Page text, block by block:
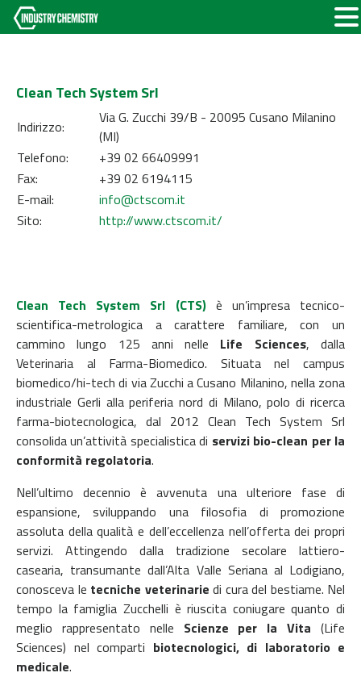
Clean Tech System Srl
Indirizzo:
Via G. Zucchi 39/B - 20095 Cusano Milanino
(MI)
Telefono:
+39 02 66409991
Fax:
+39 02 6194115
E-mail:
info@ctscom.it
Sito:
http://www.ctscom.it/
Clean Tech System Srl (CTS)è un’impresa tecnico-
scientifica-metrologica a carattere familiare, con un
cammino lungo 125 anni nelle Life Sciences, dalla
Veterinaria al Farma-Biomedico. Situata nel campus
biomedico/hi-tech di via Zucchi a Cusano Milanino, nella zona
industriale Gerli alla periferia nord di Milano, polo di ricerca
farma-biotecnologica, dal 2012 Clean Tech System Srl
consolida un’attività specialistica di servizi bio-clean per la
conformità regolatoria.
Nell’ultimo decennio è avvenuta una ulteriore fase di
espansione, sviluppando una filosofia di promozione
assoluta della qualità e dell’eccellenza nell’offerta dei propri
servizi. Attingendo dalla tradizione secolare lattiero-
casearia, transumante dall’Alta Valle Seriana al Lodigiano,
conosceva le tecniche veterinarie di cura del bestiame. Nel
tempo la famiglia Zucchelli è riuscita coniugare quanto di
meglio rappresentato nelle Scienze per la Vita (Life
Sciences) nel comparti biotecnologici, di laboratorio e
medicale.